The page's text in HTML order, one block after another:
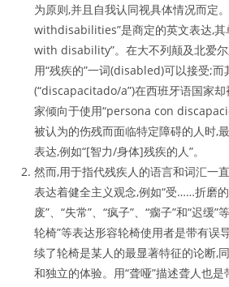
为原则,并且自我认同视具体情况而定
withdisabilities”是商定的英文表达,其
with disability”。在大不列颠及北爱
用“残疾的”一词(disabled)可以接受;而
(“discapacitado/a”)在西班牙语国家
家倾向于使用“persona con
被认为的伤残而面临特定障碍的人时,
表达,例如“[智力/身体]残疾的人”。
然而,用于指代残疾人的语言和词汇一
表达着健全主义观念,例如“受……折磨的
废”、“失常”、“疯子”、“瘸子”和“迟缓”
轮椅”等表达形容轮椅使用者是带有误
续了轮椅是某人的最显著特征的论断,
和独立的体验。用“聋哑”描述聋人也